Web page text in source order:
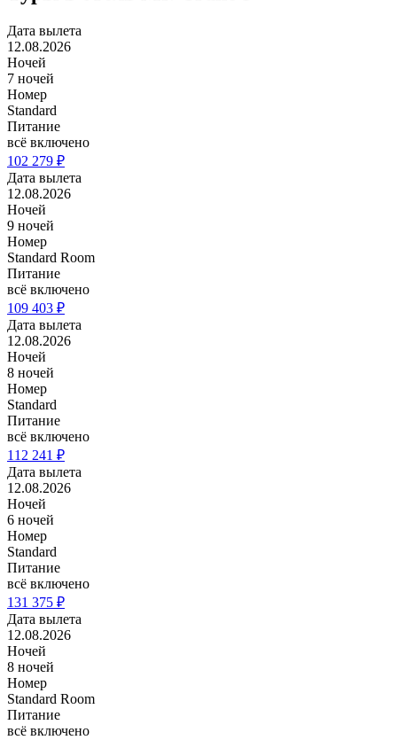
Дата вылета
12.08.2026
Ночей
7 ночей
Номер
Standard
Питание
всё включено
102 279 ₽
Дата вылета
12.08.2026
Ночей
9 ночей
Номер
Standard Room
Питание
всё включено
109 403 ₽
Дата вылета
12.08.2026
Ночей
8 ночей
Номер
Standard
Питание
всё включено
112 241 ₽
Дата вылета
12.08.2026
Ночей
6 ночей
Номер
Standard
Питание
всё включено
131 375 ₽
Дата вылета
12.08.2026
Ночей
8 ночей
Номер
Standard Room
Питание
всё включено